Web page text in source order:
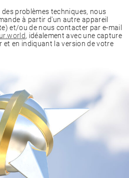
problèmes techniques, nous
à partir d'un autre appareil
et/ou de nous contacter par e-mail
, idéalement avec une capture
et en indiquant la version de votre